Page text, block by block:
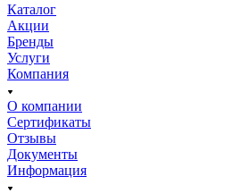
Каталог
Акции
Бренды
Услуги
Компания
О компании
Сертификаты
Отзывы
Документы
Информация